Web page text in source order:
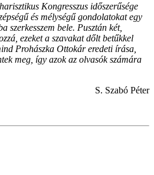
Kongresszus időszerűsége
és mélységű gondolatokat egy
szerkesszem bele. Pusztán két,
ezeket a szavakat dőlt betűkkel
Prohászka Ottokár eredeti írása,
meg, így azok az olvasók számára
S. Szabó Péter